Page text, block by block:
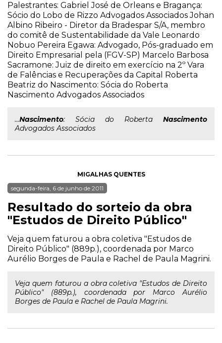
Palestrantes: Gabriel José de Orleans e Bragança:
Sócio do Lobo de Rizzo Advogados Associados Johan
Albino Ribeiro - Diretor da Bradespar S/A, membro
do comitê de Sustentabilidade da Vale Leonardo
Nobuo Pereira Egawa: Advogado, Pós-graduado em
Direito Empresarial pela (FGV-SP) Marcelo Barbosa
Sacramone: Juiz de direito em exercício na 2º Vara
de Falências e Recuperações da Capital Roberta
Beatriz do Nascimento: Sócia do Roberta
Nascimento Advogados Associados
...Nascimento: Sócia do Roberta Nascimento
Advogados Associados
MIGALHAS QUENTES
segunda-feira, 6 de junho de 2011
Resultado do sorteio da obra
"Estudos de Direito Público"
Veja quem faturou a obra coletiva "Estudos de
Direito Público" (889p.), coordenada por Marco
Aurélio Borges de Paula e Rachel de Paula Magrini.
Veja quem faturou a obra coletiva "Estudos de Direito
Público" (889p.), coordenada por Marco Aurélio
Borges de Paula e Rachel de Paula Magrini.